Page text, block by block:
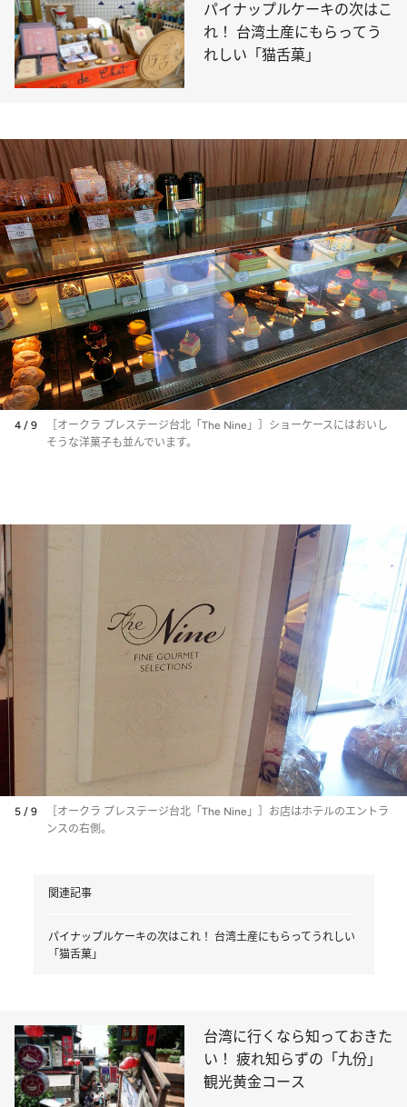
パイナップルケーキの次はこ
れ！ 台湾土産にもらってう
れしい「猫舌菓」
4 / 9
［オークラ プレステージ台北「The Nine」］ショーケースにはおいし
そうな洋菓子も並んでいます。
5 / 9
［オークラ プレステージ台北「The Nine」］お店はホテルのエントラ
ンスの右側。
関連記事
パイナップルケーキの次はこれ！ 台湾土産にもらってうれしい
「猫舌菓」
台湾に行くなら知っておきた
い！ 疲れ知らずの「九份」
観光黄金コース